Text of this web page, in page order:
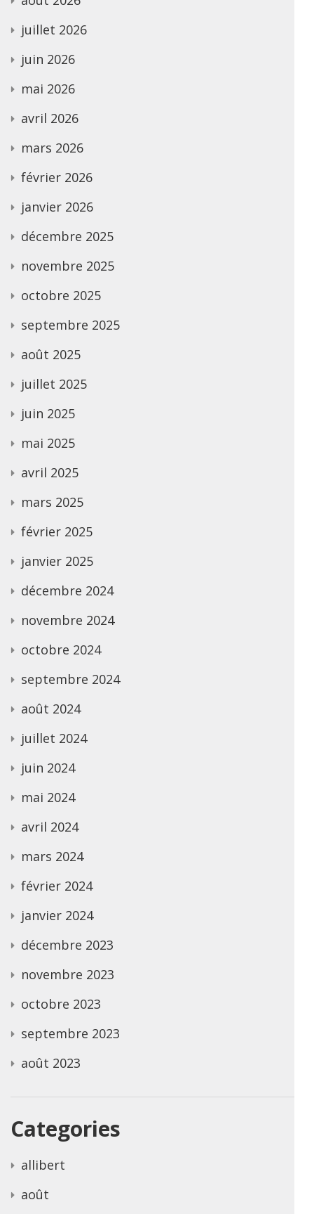
juillet 2026
juin 2026
mai 2026
avril 2026
mars 2026
février 2026
janvier 2026
décembre 2025
novembre 2025
octobre 2025
septembre 2025
août 2025
juillet 2025
juin 2025
mai 2025
avril 2025
mars 2025
février 2025
janvier 2025
décembre 2024
novembre 2024
octobre 2024
septembre 2024
août 2024
juillet 2024
juin 2024
mai 2024
avril 2024
mars 2024
février 2024
janvier 2024
décembre 2023
novembre 2023
octobre 2023
septembre 2023
août 2023
Categories
allibert
août